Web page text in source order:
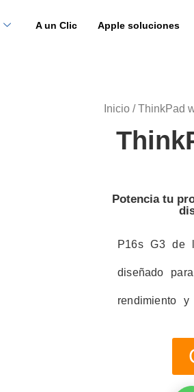
A un Clic Apple soluciones
Inicio /ThinkPad
Potencia tu
P16s G3 de
diseñado
rendimiento y